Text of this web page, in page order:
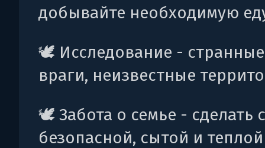
добывайте необходимую
🕊️ Исследование - странные
враги, неизвестные
🕊️ Забота о семье - сделать
безопасной, сытой и теплой